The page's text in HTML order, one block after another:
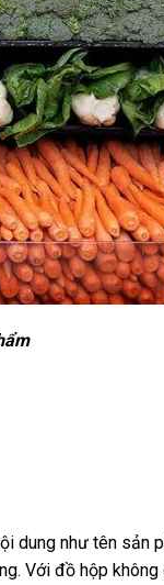
dung như tên sản
Với đồ hộp